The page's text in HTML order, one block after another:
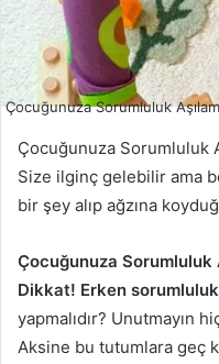
Çocuğunuza Sorumluluk
Çocuğunuza Sorumluluk
Size ilginç gelebilir ama
bir şey alıp ağzına
Çocuğunuza Sorumluluk
Dikkat! Erken
yapmalıdır? Unutmayın
Aksine bu tutumlara geç